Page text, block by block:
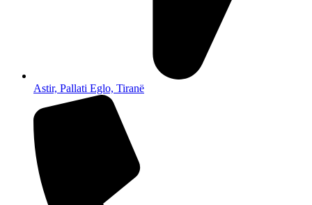
Astir, Pallati Eglo, Tiranë